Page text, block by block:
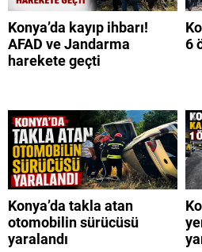
Konya’da kayıp ihbarı!
AFAD ve Jandarma
harekete geçti
6
Konya’da takla atan
otomobilin sürücüsü
yaralandı